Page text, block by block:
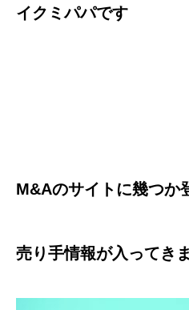
イクミパパです
M&Aのサイトに幾つか
売り手情報が入ってきま